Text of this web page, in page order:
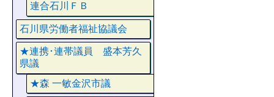
連合石川ＦＢ
石川県労働者福祉協議会
★連携･連帯議員 盛本芳久
県議
★森 一敏金沢市議